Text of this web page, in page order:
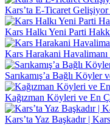
Kars’ta E-Ticaret
Kars Halkı Yeni Parti
Kars Harakani
Sarıkamış’a Bağlı Köyler
Kağızman Köyleri ve En
Kars’ta Yaz Başkadır |